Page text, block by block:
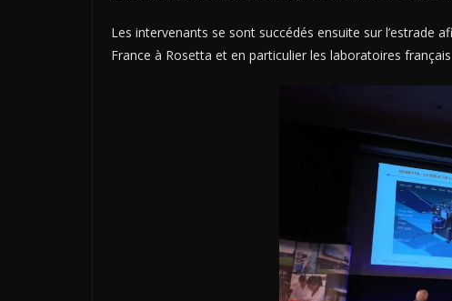
Les intervenants se sont succédés ensuite sur l’estrade
France à Rosetta et en particulier les laboratoires français